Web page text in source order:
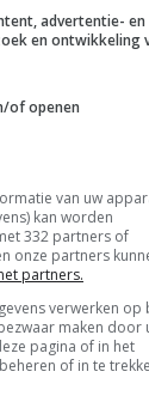
advertentie- en
en ontwikkeling
of openen
van uw
kan worden
332 partners of
onze partners
partners.
verwerken op
maken door
pagina of in het
of in te